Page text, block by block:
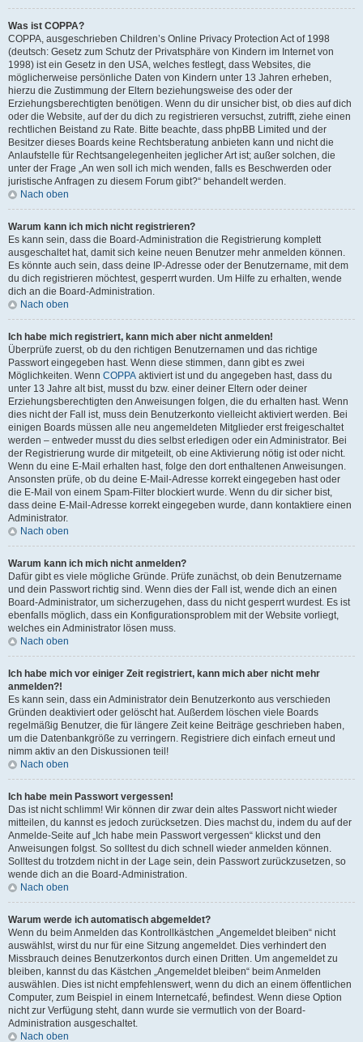
Was ist COPPA?
COPPA, ausgeschrieben Children’s Online Privacy Protection Act of 1998
(deutsch: Gesetz zum Schutz der Privatsphäre von Kindern im Internet von
1998) ist ein Gesetz in den USA, welches festlegt, dass Websites, die
möglicherweise persönliche Daten von Kindern unter 13 Jahren erheben,
hierzu die Zustimmung der Eltern beziehungsweise des oder der
Erziehungsberechtigten benötigen. Wenn du dir unsicher bist, ob dies auf dich
oder die Website, auf der du dich zu registrieren versuchst, zutrifft, ziehe einen
rechtlichen Beistand zu Rate. Bitte beachte, dass phpBB Limited und der
Besitzer dieses Boards keine Rechtsberatung anbieten kann und nicht die
Anlaufstelle für Rechtsangelegenheiten jeglicher Art ist; außer solchen, die
unter der Frage „An wen soll ich mich wenden, falls es Beschwerden oder
juristische Anfragen zu diesem Forum gibt?“ behandelt werden.
Nach oben
Warum kann ich mich nicht registrieren?
Es kann sein, dass die Board-Administration die Registrierung komplett
ausgeschaltet hat, damit sich keine neuen Benutzer mehr anmelden können.
Es könnte auch sein, dass deine IP-Adresse oder der Benutzername, mit dem
du dich registrieren möchtest, gesperrt wurden. Um Hilfe zu erhalten, wende
dich an die Board-Administration.
Nach oben
Ich habe mich registriert, kann mich aber nicht anmelden!
Überprüfe zuerst, ob du den richtigen Benutzernamen und das richtige
Passwort eingegeben hast. Wenn diese stimmen, dann gibt es zwei
Möglichkeiten. Wenn COPPA aktiviert ist und du angegeben hast, dass du
unter 13 Jahre alt bist, musst du bzw. einer deiner Eltern oder deiner
Erziehungsberechtigten den Anweisungen folgen, die du erhalten hast. Wenn
dies nicht der Fall ist, muss dein Benutzerkonto vielleicht aktiviert werden. Bei
einigen Boards müssen alle neu angemeldeten Mitglieder erst freigeschaltet
werden – entweder musst du dies selbst erledigen oder ein Administrator. Bei
der Registrierung wurde dir mitgeteilt, ob eine Aktivierung nötig ist oder nicht.
Wenn du eine E-Mail erhalten hast, folge den dort enthaltenen Anweisungen.
Ansonsten prüfe, ob du deine E-Mail-Adresse korrekt eingegeben hast oder
die E-Mail von einem Spam-Filter blockiert wurde. Wenn du dir sicher bist,
dass deine E-Mail-Adresse korrekt eingegeben wurde, dann kontaktiere einen
Administrator.
Nach oben
Warum kann ich mich nicht anmelden?
Dafür gibt es viele mögliche Gründe. Prüfe zunächst, ob dein Benutzername
und dein Passwort richtig sind. Wenn dies der Fall ist, wende dich an einen
Board-Administrator, um sicherzugehen, dass du nicht gesperrt wurdest. Es ist
ebenfalls möglich, dass ein Konfigurationsproblem mit der Website vorliegt,
welches ein Administrator lösen muss.
Nach oben
Ich habe mich vor einiger Zeit registriert, kann mich aber nicht mehr
anmelden?!
Es kann sein, dass ein Administrator dein Benutzerkonto aus verschieden
Gründen deaktiviert oder gelöscht hat. Außerdem löschen viele Boards
regelmäßig Benutzer, die für längere Zeit keine Beiträge geschrieben haben,
um die Datenbankgröße zu verringern. Registriere dich einfach erneut und
nimm aktiv an den Diskussionen teil!
Nach oben
Ich habe mein Passwort vergessen!
Das ist nicht schlimm! Wir können dir zwar dein altes Passwort nicht wieder
mitteilen, du kannst es jedoch zurücksetzen. Dies machst du, indem du auf der
Anmelde-Seite auf „Ich habe mein Passwort vergessen“ klickst und den
Anweisungen folgst. So solltest du dich schnell wieder anmelden können.
Solltest du trotzdem nicht in der Lage sein, dein Passwort zurückzusetzen, so
wende dich an die Board-Administration.
Nach oben
Warum werde ich automatisch abgemeldet?
Wenn du beim Anmelden das Kontrollkästchen „Angemeldet bleiben“ nicht
auswählst, wirst du nur für eine Sitzung angemeldet. Dies verhindert den
Missbrauch deines Benutzerkontos durch einen Dritten. Um angemeldet zu
bleiben, kannst du das Kästchen „Angemeldet bleiben“ beim Anmelden
auswählen. Dies ist nicht empfehlenswert, wenn du dich an einem öffentlichen
Computer, zum Beispiel in einem Internetcafé, befindest. Wenn diese Option
nicht zur Verfügung steht, dann wurde sie vermutlich von der Board-
Administration ausgeschaltet.
Nach oben